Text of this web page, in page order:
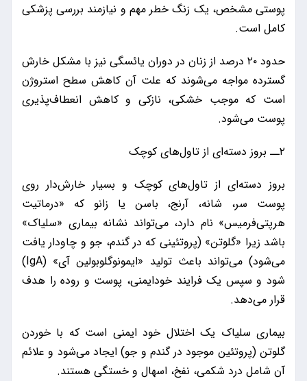
پوستی مشخص، یک زنگ خطر مهم و نیازمند بررسی پزشکی
کامل است.
حدود ۲۰ درصد از زنان در دوران یائسگی نیز با مشکل خارش
گسترده مواجه می‌شوند که علت آن کاهش سطح استروژن
است که موجب خشکی، نازکی و کاهش انعطاف‌پذیری
پوست می‌شود.
۲ــ بروز دسته‌ای از تاول‌های کوچک
بروز دسته‌ای از تاول‌های کوچک و بسیار خارش‌دار روی
پوست سر، شانه، آرنج، باسن یا زانو که «درماتیت
هرپتی‌فرمیس» نام دارد، می‌تواند نشانه بیماری «سلیاک»
باشد زیرا «گلوتن» (پروتئینی که در گندم، جو و چاودار یافت
می‌شود) می‌تواند باعث تولید «ایمونوگلوبولین آی» (IgA)
شود و سپس یک فرایند خودایمنی، پوست و روده را هدف
قرار می‌دهد.
بیماری سلیاک یک اختلال خود ایمنی است که با خوردن
گلوتن (پروتئین موجود در گندم و جو) ایجاد می‌شود و علائم
آن شامل درد شکمی، نفخ، اسهال و خستگی هستند.